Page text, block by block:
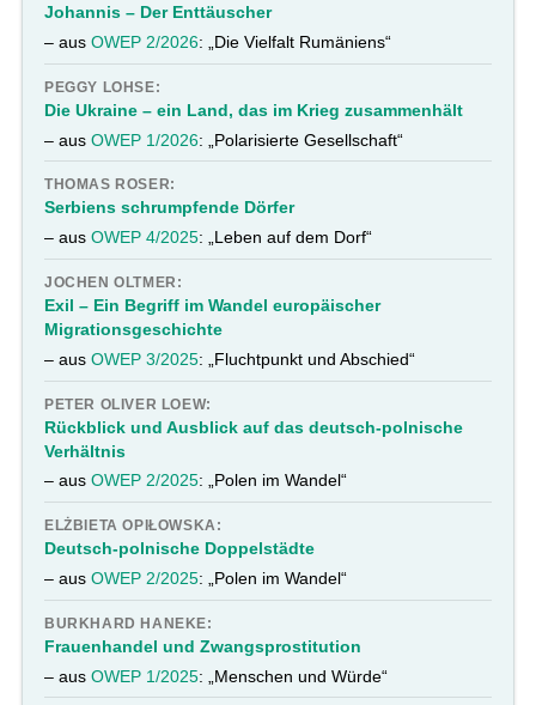
Johannis – Der Enttäuscher
– ausOWEP 2/2026: „Die Vielfalt Rumäniens“
PEGGY LOHSE:
Die Ukraine – ein Land, das im Krieg zusammenhält
– ausOWEP 1/2026: „Polarisierte Gesellschaft“
THOMAS ROSER:
Serbiens schrumpfende Dörfer
– ausOWEP 4/2025: „Leben auf dem Dorf“
JOCHEN OLTMER:
Exil – Ein Begriff im Wandel europäischer
Migrationsgeschichte
– ausOWEP 3/2025: „Fluchtpunkt und Abschied“
PETER OLIVER LOEW:
Rückblick und Ausblick auf das deutsch-polnische
Verhältnis
– ausOWEP 2/2025: „Polen im Wandel“
ELŻBIETA OPIŁOWSKA:
Deutsch-polnische Doppelstädte
– ausOWEP 2/2025: „Polen im Wandel“
BURKHARD HANEKE:
Frauenhandel und Zwangsprostitution
– ausOWEP 1/2025: „Menschen und Würde“